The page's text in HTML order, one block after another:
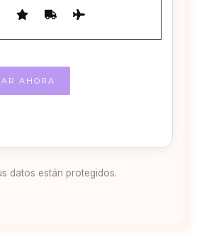
datos están protegidos.